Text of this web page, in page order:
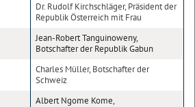
Dr. Rudolf Kirchschläger, Präsident der
Republik Österreich mit Frau
Jean-Robert Tanguinoweny,
Botschafter der Republik Gabun
Charles Müller, Botschafter der
Schweiz
Albert Ngome Kome,